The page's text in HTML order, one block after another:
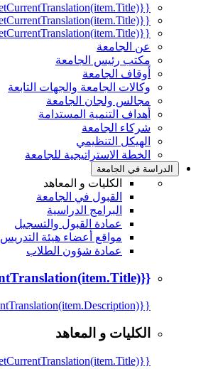
{{mmc.getCurrentTranslation(item.Title)}}
{{mmc.getCurrentTranslation(item.Title)}}
{{mmc.getCurrentTranslation(item.Title)}}
عن الجامعة
مكتب رئيس الجامعة
أوقاف الجامعة
وكالات الجامعة والجهات التابعة
مجالس ولجان الجامعة
أهداف التنمية المستدامة
شركاء الجامعة
الهيكل التنظيمي
الخطة الاستراتيجية للجامعة
الدراسة في الجامعة
الكليات و المعاهد
القبول في الجامعة
البرامج الدراسية
عمادة القبول والتسجيل
مواقع أعضاء هيئة التدريس
عمادة شؤون الطلاب
{{mmc.getCurrentTranslation(item.Title)}}
{{mmc.getCurrentTranslation(item.Description)}}
الكليات و المعاهد
{{mmc.getCurrentTranslation(item.Title)}}